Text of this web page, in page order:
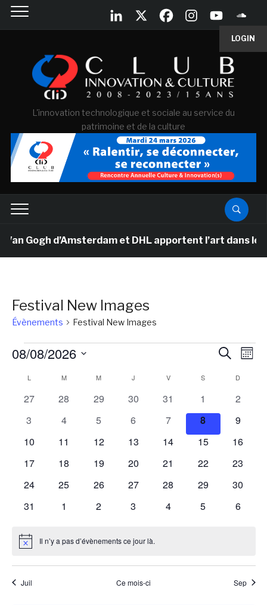
LOGIN
L'innovation technologique et sociale au service du
patrimoine et de la culture
Gogh d’Amsterdam et DHL apportent l’art dans
Festival New Images
Évènements Festival New Images
Évènements
de
vues
Mois
08/08/2026
date.
Calendrier
de
Évènements
LLUNDI MMARDI M MERCREDI
J VVENDREDIS D
0
27
0
28
0
29
0
30
0
évènements
31
0
évènements
1
0
2
0
3
0
4
0
5
0
6
0
évènements
7
0
évènements
8
0
9
0
10
0
11
0
12
0
13
0
14
0
15
0
16
0
17
0
18
0
19
0
20
0
21
0
22
0
23
0
24
0
25
0
26
0
27
0
28
0
29
0
30
0
31
0
1
0
2
0
3
0
4
0
5
0
6
Notice Il n’y a pas d’évènements ce jour là.
Juil Ce mois-ci Sep